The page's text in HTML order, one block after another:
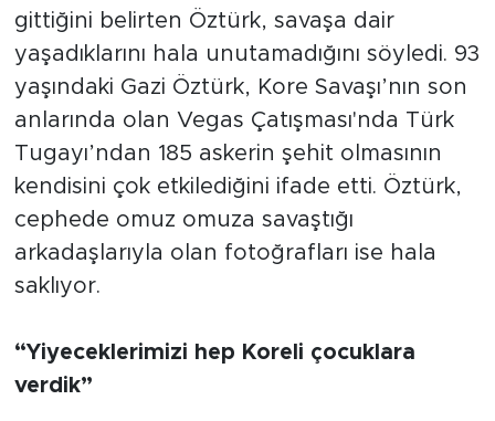
gittiğini belirten Öztürk, savaşa dair
yaşadıklarını hala unutamadığını söyledi. 93
yaşındaki Gazi Öztürk, Kore Savaşı’nın son
anlarında olan Vegas Çatışması'nda Türk
Tugayı’ndan 185 askerin şehit olmasının
kendisini çok etkilediğini ifade etti. Öztürk,
cephede omuz omuza savaştığı
arkadaşlarıyla olan fotoğrafları ise hala
saklıyor.
“Yiyeceklerimizi hep Koreli çocuklara
verdik”